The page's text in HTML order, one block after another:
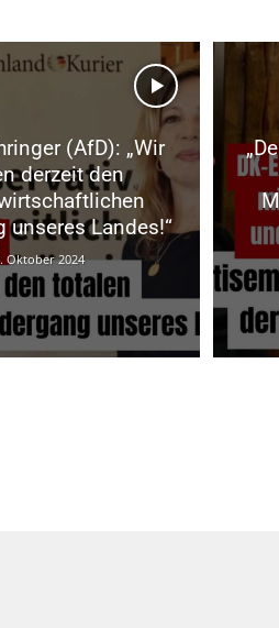
(AfD): „Wir
derzeit den
unseres Landes!“
Oktober 2024